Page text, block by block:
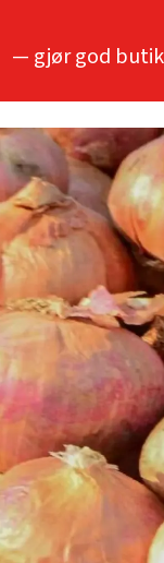
— gjør god